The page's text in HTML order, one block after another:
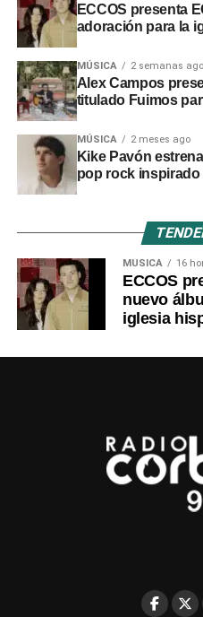
ECCOS presenta
adoración para la
MÚSICA 2 semanas ago
Alex Campos
titulado Fuimos
MÚSICA 2 meses ago
Kike Pavón
pop rock inspirado
MÚSICA 16
ECCOS
nuevo
iglesia